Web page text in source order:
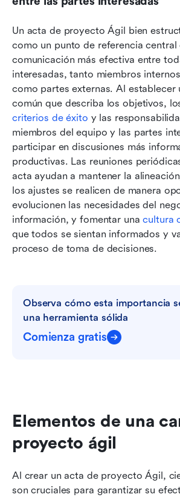
Un acta de proyecto Ágil bien
como un punto de referencia central
comunicación más efectiva entre
interesadas, tanto miembros
como partes externas. Al establecer
común que describa los objetivos,
criterios de éxito y las
miembros del equipo y las partes
participar en discusiones más
productivas. Las reuniones
acta ayudan a mantener la
los ajustes se realicen de manera
evolucionen las necesidades del
información, y fomentar una cultura
que todos se sientan informados y
proceso de toma de decisiones.
Observa cómo esta importancia
una herramienta sólida
Comienza gratis
Elementos de una
proyecto ágil
Al crear un acta de proyecto Ágil,
son cruciales para garantizar su